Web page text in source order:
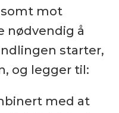
mot
nødvendig å
starter,
og legger til:
med at